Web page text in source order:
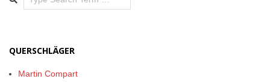
QUERSCHLÄGER
Martin Compart